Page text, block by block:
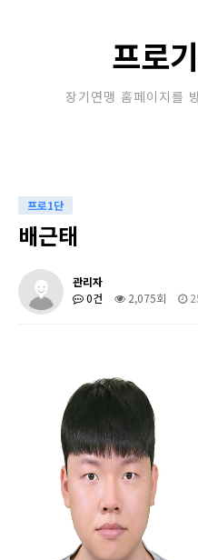
프로
장기연맹 홈페이지를
프로1단
배근태
관리자
0건
2,075회